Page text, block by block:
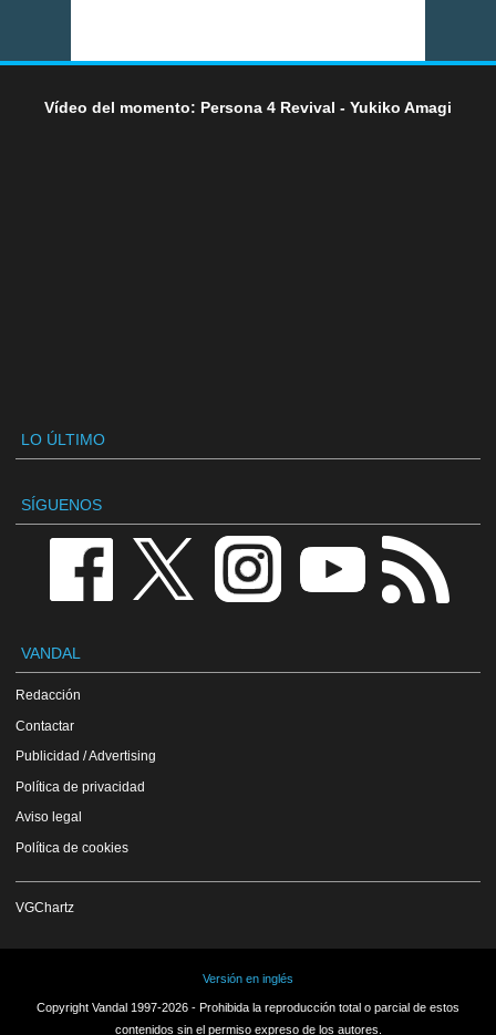
Vídeo del momento: Persona 4 Revival - Yukiko Amagi
LO ÚLTIMO
SÍGUENOS
VANDAL
Redacción
Contactar
Publicidad / Advertising
Política de privacidad
Aviso legal
Política de cookies
VGChartz
Versión en inglés
Copyright Vandal 1997-2026 - Prohibida la reproducción total o parcial de estos
contenidos sin el permiso expreso de los autores.